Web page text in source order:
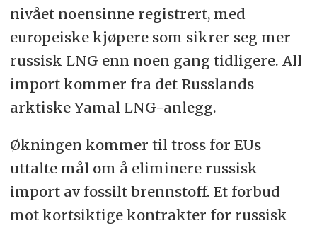
nivået noensinne registrert, med
europeiske kjøpere som sikrer seg mer
russisk LNG enn noen gang tidligere. All
import kommer fra det Russlands
arktiske Yamal LNG-anlegg.
Økningen kommer til tross for EUs
uttalte mål om å eliminere russisk
import av fossilt brennstoff. Et forbud
mot kortsiktige kontrakter for russisk